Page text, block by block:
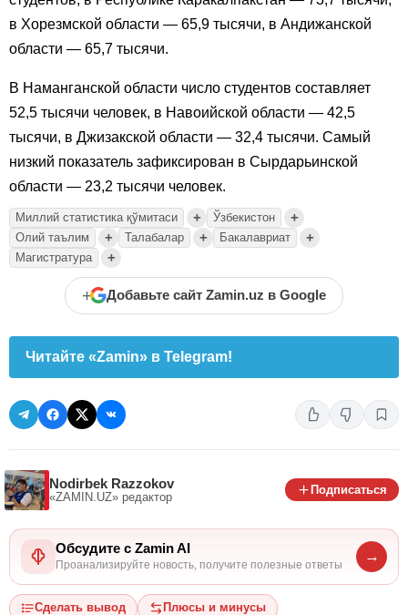
в Хорезмской области — 65,9 тысячи, в Андижанской
области — 65,7 тысячи.
В Наманганской области число студентов составляет
52,5 тысячи человек, в Навоийской области — 42,5
тысячи, в Джизакской области — 32,4 тысячи. Самый
низкий показатель зафиксирован в Сырдарьинской
области — 23,2 тысячи человек.
Миллий статистика қўмитаси + Ўзбекистон +
Олий таълим + Талабалар + Бакалавриат +
Магистратура +
+ Добавьте сайт Zamin.uz в Google
Читайте «Zamin» в Telegram!
Nodirbek Razzokov
«ZAMIN.UZ» редактор
Подписаться
Обсудите с Zamin AI
Проанализируйте новость, получите полезные ответы
→
Сделать вывод Плюсы и минусы